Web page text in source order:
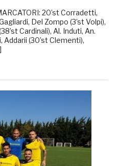
20’st Corradetti,
Del Zompo (3’st Volpi),
Cardinali), Al. Induti, An.
Addarii (30’st Clementi),